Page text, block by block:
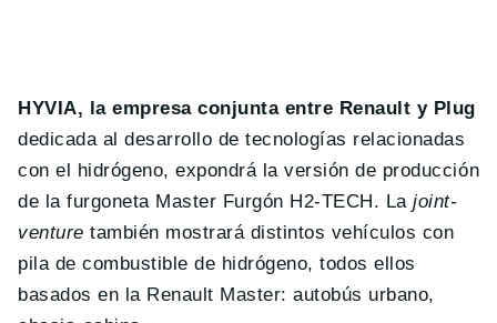
HYVIA, la empresa conjunta entre Renault y Plug
dedicada al desarrollo de tecnologías relacionadas
con el hidrógeno, expondrá la versión de producción
de la furgoneta Master Furgón H2-TECH. Lajoint-
venture también mostrará distintos vehículos con
pila de combustible de hidrógeno, todos ellos
basados en la Renault Master: autobús urbano,